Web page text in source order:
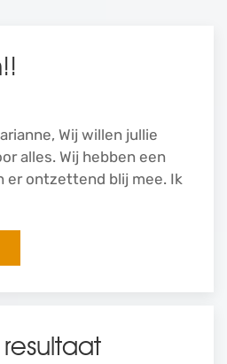
Wij willen jullie
alles. Wij hebben een
er ontzettend blij mee. Ik